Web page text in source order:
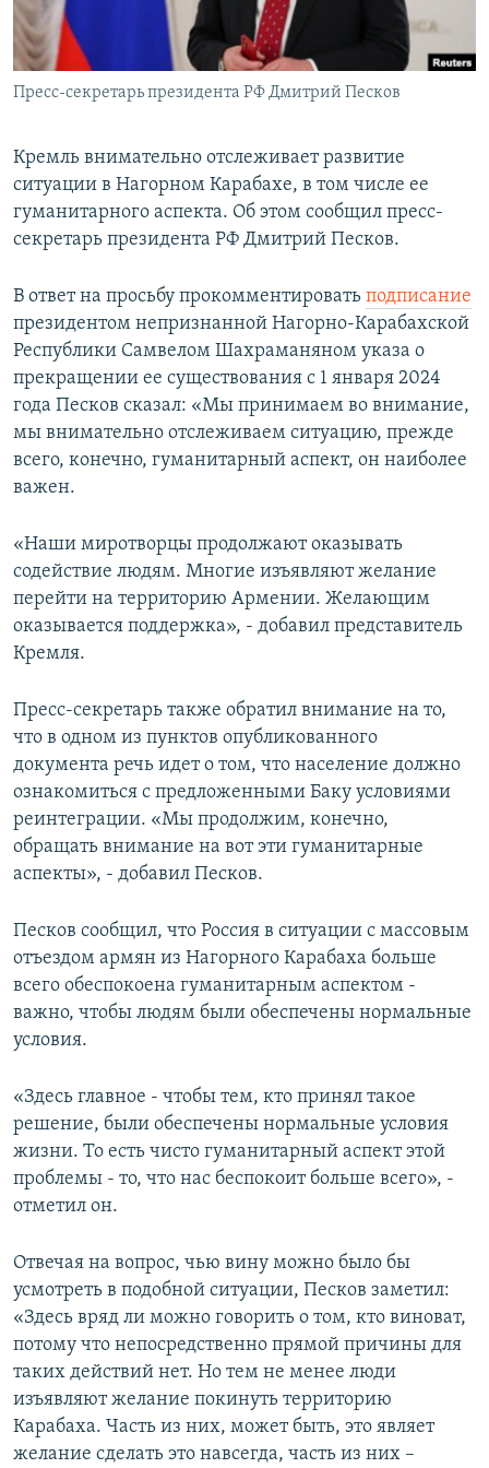
Հայերեն
English
Все сайты Радио Азатутюн
Пресс-секретарь президента РФ Дмитрий Песков
Кремль внимательно отслеживает развитие
ситуации в Нагорном Карабахе, в том числе ее
гуманитарного аспекта. Об этом сообщил пресс-
секретарь президента РФ Дмитрий Песков.
В ответ на просьбу прокомментировать подписание
президентом непризнанной Нагорно-Карабахской
Республики Самвелом Шахраманяном указа о
прекращении ее существования с 1 января 2024
года Песков сказал: «Мы принимаем во внимание,
мы внимательно отслеживаем ситуацию, прежде
всего, конечно, гуманитарный аспект, он наиболее
важен.
«Наши миротворцы продолжают оказывать
содействие людям. Многие изъявляют желание
перейти на территорию Армении. Желающим
оказывается поддержка», - добавил представитель
Кремля.
Пресс-секретарь также обратил внимание на то,
что в одном из пунктов опубликованного
документа речь идет о том, что население должно
ознакомиться с предложенными Баку условиями
реинтеграции. «Мы продолжим, конечно,
обращать внимание на вот эти гуманитарные
аспекты», - добавил Песков.
Песков сообщил, что Россия в ситуации с массовым
отъездом армян из Нагорного Карабаха больше
всего обеспокоена гуманитарным аспектом -
важно, чтобы людям были обеспечены нормальные
условия.
«Здесь главное - чтобы тем, кто принял такое
решение, были обеспечены нормальные условия
жизни. То есть чисто гуманитарный аспект этой
проблемы - то, что нас беспокоит больше всего», -
отметил он.
Отвечая на вопрос, чью вину можно было бы
усмотреть в подобной ситуации, Песков заметил:
«Здесь вряд ли можно говорить о том, кто виноват,
потому что непосредственно прямой причины для
таких действий нет. Но тем не менее люди
изъявляют желание покинуть территорию
Карабаха. Часть из них, может быть, это являет
желание сделать это навсегда, часть из них –